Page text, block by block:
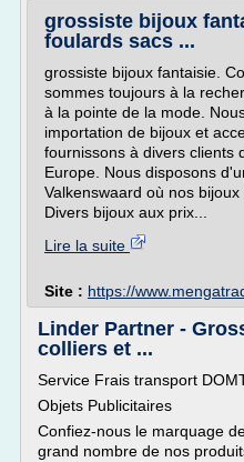
grossiste bijoux
foulards sacs ...
grossiste bijoux fantaisie.
sommes toujours à la
à la pointe de la mode.
importation de bijoux et
fournissons à divers clients
Europe. Nous disposons
Valkenswaard où nos
Divers bijoux aux prix...
Lire la suite
Site : https://
Linder Partner -
colliers et ...
Service Frais transport
Objets Publicitaires
Confiez-nous le marquage
grand nombre de nos